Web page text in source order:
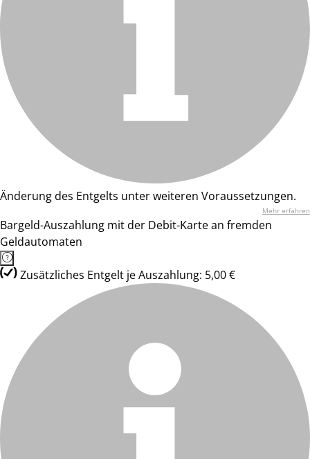
Änderung des Entgelts unter weiteren Voraussetzungen.
Mehr erfahren
Bargeld-Auszahlung mit der Debit-Karte an fremden
Geldautomaten
Zusätzliches Entgelt je Auszahlung: 5,00 €